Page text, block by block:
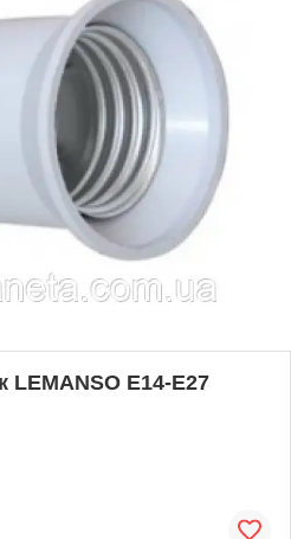
LEMANSO E14-E27